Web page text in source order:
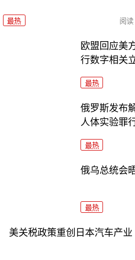
最热 阅读
欧盟回应美
行数字相关
最热
俄罗斯发布
人体实验罪
最热
俄乌总统会
最热
美关税政策重创日本汽车产业